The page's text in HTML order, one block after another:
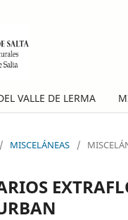
VALLE DE LERMA
/ MISCELÁNEAS /